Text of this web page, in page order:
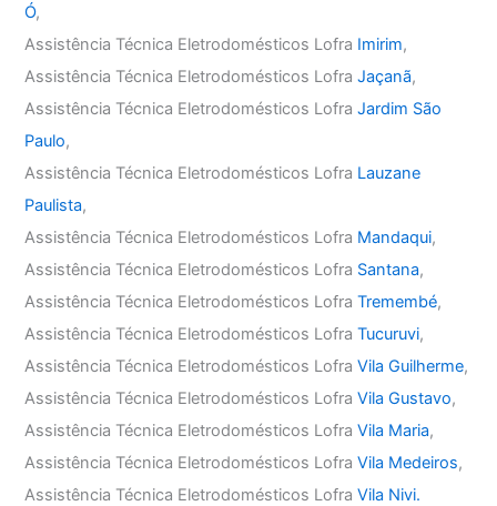
Ó,
Assistência Técnica Eletrodomésticos Lofra Imirim,
Assistência Técnica Eletrodomésticos LofraJaçanã,
Assistência Técnica Eletrodomésticos LofraJardim São
Paulo,
Assistência Técnica Eletrodomésticos Lofra Lauzane
Paulista,
Assistência Técnica Eletrodomésticos Lofra Mandaqui,
Assistência Técnica Eletrodomésticos Lofra Santana,
Assistência Técnica Eletrodomésticos LofraTremembé,
Assistência Técnica Eletrodomésticos LofraTucuruvi,
Assistência Técnica Eletrodomésticos LofraVila Guilherme,
Assistência Técnica Eletrodomésticos LofraVila Gustavo,
Assistência Técnica Eletrodomésticos LofraVila Maria,
Assistência Técnica Eletrodomésticos LofraVila Medeiros,
Assistência Técnica Eletrodomésticos LofraVila Nivi.